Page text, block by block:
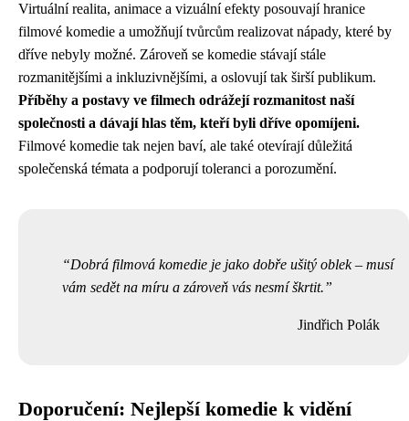
Virtuální realita, animace a vizuální efekty posouvají hranice
filmové komedie a umožňují tvůrcům realizovat nápady, které by
dříve nebyly možné. Zároveň se komedie stávají stále
rozmanitějšími a inkluzivnějšími, a oslovují tak širší publikum.
Příběhy a postavy ve filmech odrážejí rozmanitost naší
společnosti a dávají hlas těm, kteří byli dříve opomíjeni.
Filmové komedie tak nejen baví, ale také otevírají důležitá
společenská témata a podporují toleranci a porozumění.
Dobrá filmová komedie je jako dobře ušitý oblek – musí
vám sedět na míru a zároveň vás nesmí škrtit.
Jindřich Polák
Doporučení: Nejlepší komedie k vidění